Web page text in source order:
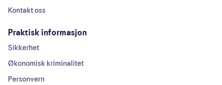
Kontakt oss
Praktisk informasjon
Sikkerhet
Økonomisk kriminalitet
Personvern